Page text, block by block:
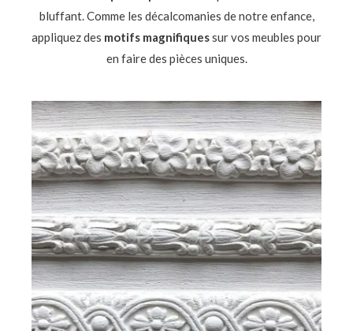
bluffant. Comme les décalcomanies de notre enfance,
appliquez des motifs magnifiquessur vos meubles pour
en faire des pièces uniques.